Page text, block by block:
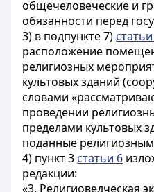
общечеловеческие и
обязанности перед
3) в подпункте 7)
расположение
религиозных
культовых зданий
словами
проведении
пределами культовых
поданные
4) пункт 3 статьи 6
редакции:
«3. Религиоведческая